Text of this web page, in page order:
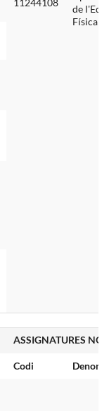
de
Física I
ASSIGNATURES
Codi